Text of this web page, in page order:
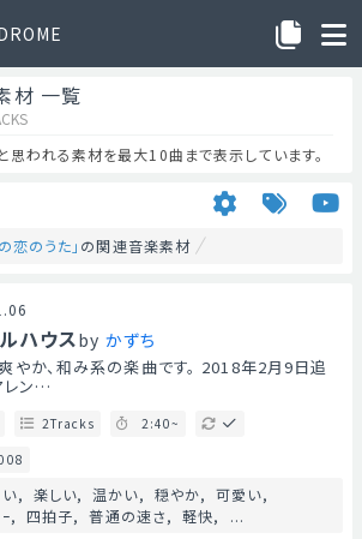
材 一覧
思われる素材を最大10曲まで表示しています。
のうた」 の関連音楽素材
ハウスby かずち
やか、和み系の楽曲です。 2018年2月9日追
レン…
2Tracks
2:40~
楽しい 温かい 穏やか
可愛い
四拍子 普通の速さ 軽快 ...